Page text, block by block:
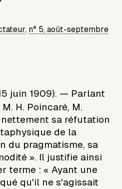
, n° 5, août-septembre
juin 1909). — Parlant
H. Poincaré, M.
sa réfutation
de la
du pragmatisme, sa
». Il justifie ainsi
terme : « Ayant une
qu'il ne s'agissait